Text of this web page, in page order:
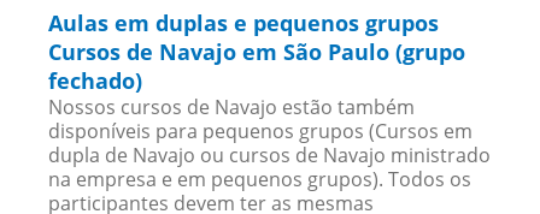
Aulas em duplas e pequenos grupos
Cursos de Navajo em São Paulo (grupo
fechado)
Nossos cursos de Navajo estão também
disponíveis para pequenos grupos (Cursos em
dupla de Navajo ou cursos de Navajo ministrado
na empresa e em pequenos grupos). Todos os
participantes devem ter as mesmas